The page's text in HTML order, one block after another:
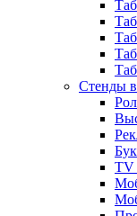
Стенды
TV